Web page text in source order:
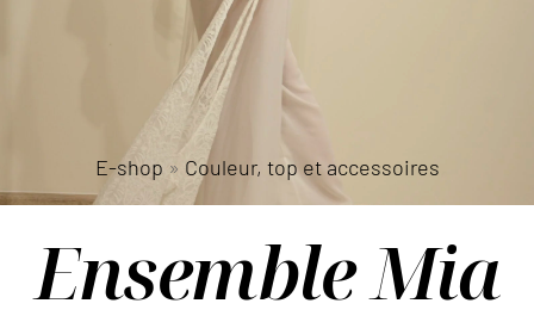
E-shop » Couleur, top et accessoires
Ensemble Mia